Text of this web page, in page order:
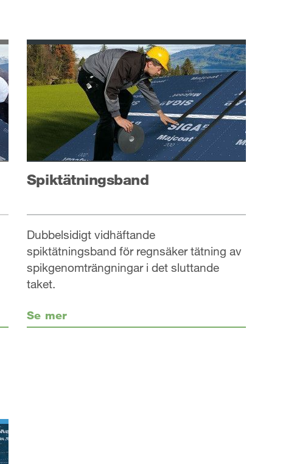
Spiktätningsband
Dubbelsidigt vidhäftande
spiktätningsband för regnsäker tätning av
spikgenomträngningar i det sluttande
taket.
Se mer